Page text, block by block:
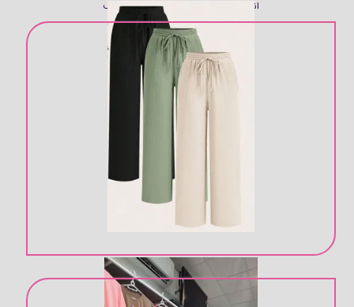
انواع شلوار های خانگی در رنگ های مختلف
تولیدی پوشاک زنانه در قم